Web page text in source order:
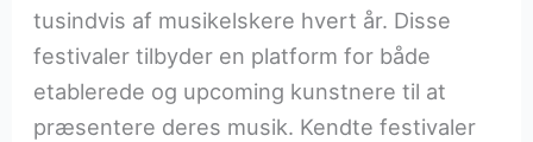
tusindvis af musikelskere hvert år. Disse
festivaler tilbyder en platform for både
etablerede og upcoming kunstnere til at
præsentere deres musik. Kendte festivaler